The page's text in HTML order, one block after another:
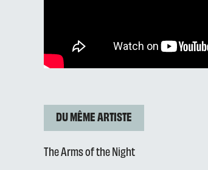
DU MÊME ARTISTE
The Arms of the Night